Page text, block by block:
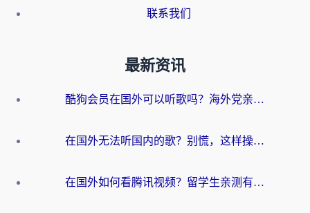
联系我们
最新资讯
酷狗会员在国外可以听歌吗？海外党亲测有效：3步解决音乐权限难题
在国外无法听国内的歌？别慌，这样操作就能畅听QQ音乐（附亲测加速器推荐）
在国外如何看腾讯视频？留学生亲测有效的回国加速方案